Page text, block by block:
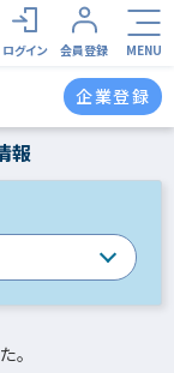
ログイン 会員登録 MENU
企業登録
報
。